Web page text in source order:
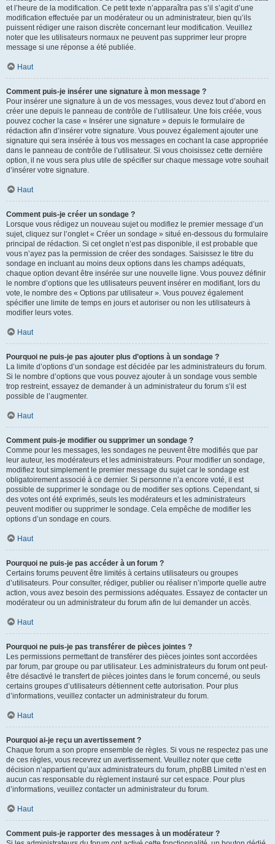
et l’heure de la modification. Ce petit texte n’apparaîtra pas s’il s’agit d’une
modification effectuée par un modérateur ou un administrateur, bien qu’ils
puissent rédiger une raison discrète concernant leur modification. Veuillez
noter que les utilisateurs normaux ne peuvent pas supprimer leur propre
message si une réponse a été publiée.
Haut
Comment puis-je insérer une signature à mon message ?
Pour insérer une signature à un de vos messages, vous devez tout d’abord en
créer une depuis le panneau de contrôle de l’utilisateur. Une fois créée, vous
pouvez cocher la case « Insérer une signature » depuis le formulaire de
rédaction afin d’insérer votre signature. Vous pouvez également ajouter une
signature qui sera insérée à tous vos messages en cochant la case appropriée
dans le panneau de contrôle de l’utilisateur. Si vous choisissez cette dernière
option, il ne vous sera plus utile de spécifier sur chaque message votre souhait
d’insérer votre signature.
Haut
Comment puis-je créer un sondage ?
Lorsque vous rédigez un nouveau sujet ou modifiez le premier message d’un
sujet, cliquez sur l’onglet « Créer un sondage » situé en-dessous du formulaire
principal de rédaction. Si cet onglet n’est pas disponible, il est probable que
vous n’ayez pas la permission de créer des sondages. Saisissez le titre du
sondage en incluant au moins deux options dans les champs adéquats,
chaque option devant être insérée sur une nouvelle ligne. Vous pouvez définir
le nombre d’options que les utilisateurs peuvent insérer en modifiant, lors du
vote, le nombre des « Options par utilisateur ». Vous pouvez également
spécifier une limite de temps en jours et autoriser ou non les utilisateurs à
modifier leurs votes.
Haut
Pourquoi ne puis-je pas ajouter plus d’options à un sondage ?
La limite d’options d’un sondage est décidée par les administrateurs du forum.
Si le nombre d’options que vous pouvez ajouter à un sondage vous semble
trop restreint, essayez de demander à un administrateur du forum s’il est
possible de l’augmenter.
Haut
Comment puis-je modifier ou supprimer un sondage ?
Comme pour les messages, les sondages ne peuvent être modifiés que par
leur auteur, les modérateurs et les administrateurs. Pour modifier un sondage,
modifiez tout simplement le premier message du sujet car le sondage est
obligatoirement associé à ce dernier. Si personne n’a encore voté, il est
possible de supprimer le sondage ou de modifier ses options. Cependant, si
des votes ont été exprimés, seuls les modérateurs et les administrateurs
peuvent modifier ou supprimer le sondage. Cela empêche de modifier les
options d’un sondage en cours.
Haut
Pourquoi ne puis-je pas accéder à un forum ?
Certains forums peuvent être limités à certains utilisateurs ou groupes
d’utilisateurs. Pour consulter, rédiger, publier ou réaliser n’importe quelle autre
action, vous avez besoin des permissions adéquates. Essayez de contacter un
modérateur ou un administrateur du forum afin de lui demander un accès.
Haut
Pourquoi ne puis-je pas transférer de pièces jointes ?
Les permissions permettant de transférer des pièces jointes sont accordées
par forum, par groupe ou par utilisateur. Les administrateurs du forum ont peut-
être désactivé le transfert de pièces jointes dans le forum concerné, ou seuls
certains groupes d’utilisateurs détiennent cette autorisation. Pour plus
d’informations, veuillez contacter un administrateur du forum.
Haut
Pourquoi ai-je reçu un avertissement ?
Chaque forum a son propre ensemble de règles. Si vous ne respectez pas une
de ces règles, vous recevrez un avertissement. Veuillez noter que cette
décision n’appartient qu’aux administrateurs du forum, phpBB Limited n’est en
aucun cas responsable du règlement instauré sur cet espace. Pour plus
d’informations, veuillez contacter un administrateur du forum.
Haut
Comment puis-je rapporter des messages à un modérateur ?